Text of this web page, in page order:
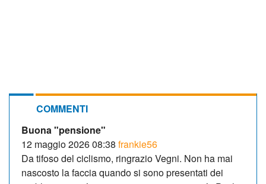
COMMENTI
Buona "pensione"
12 maggio 2026 08:38 frankie56
Da tifoso del ciclismo, ringrazio Vegni. Non ha mai
nascosto la faccia quando si sono presentati dei